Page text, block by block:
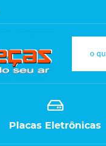
Placas Eletrônicas